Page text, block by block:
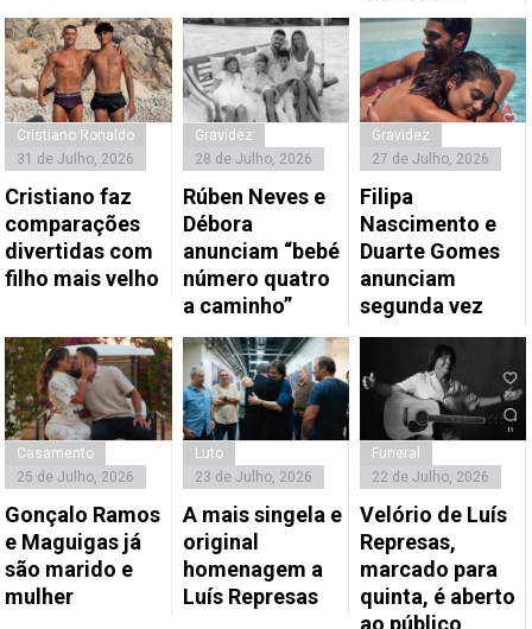
Cristiano Ronaldo
31 de Julho, 2026
Cristiano faz
comparações
divertidas com
filho mais velho
Gravidez
28 de Julho, 2026
Rúben Neves e
Débora
anunciam “bebé
número quatro
a caminho”
Gravidez
27 de Julho, 2026
Filipa
Nascimento e
Duarte Gomes
anunciam
segunda vez
Casamento
25 de Julho, 2026
Gonçalo Ramos
e Maguigas já
são marido e
mulher
Luto
23 de Julho, 2026
A mais singela e
original
homenagem a
Luís Represas
Funeral
22 de Julho, 2026
Velório de Luís
Represas,
marcado para
quinta, é aberto